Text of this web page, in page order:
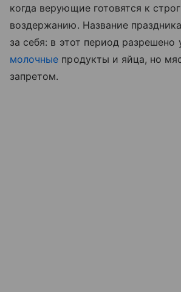
когда верующие готовятся к
воздержанию. Название
за себя: в этот период разрешено
молочные продукты и яйца, но
запретом.